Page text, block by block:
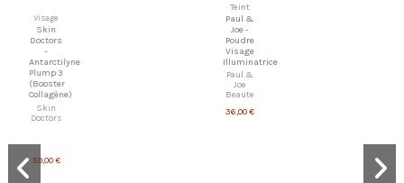
Visage
Skin
Doctors
Antarctilyne
Plump 3
(Booster
Collagène)
Skin
Doctors
59,00 €
Teint
Paul &
Joe -
Poudre
Visage
Illuminatrice
Paul &
Joe
Beaute
36,00 €